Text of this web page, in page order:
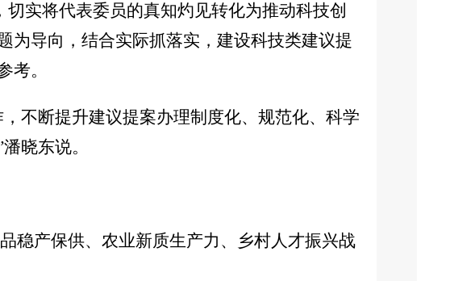
实将代表委员的真知灼见转化为推动科技创
为导向，结合实际抓落实，建设科技类建议提
考。
不断提升建议提案办理制度化、规范化、科学
晓东说。
稳产保供、农业新质生产力、乡村人才振兴战